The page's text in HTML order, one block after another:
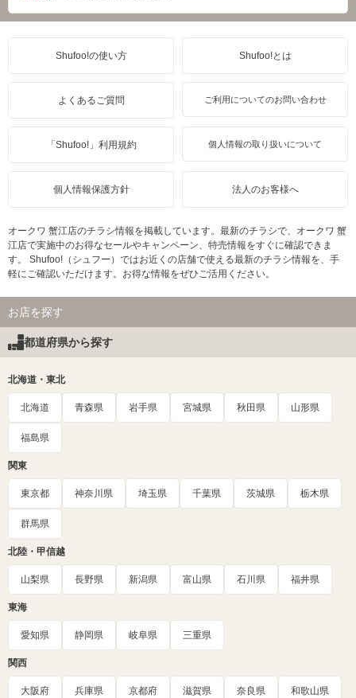
Shufoo!の使い方 Shufoo!とは
よくあるご質問 ご利用についてのお問い合わせ
「Shufoo!」利用規約 個人情報の取り扱いについて
個人情報保護方針 法人のお客様へ
オークワ 蟹江店のチラシ情報を掲載しています。最新のチラシで、オークワ 蟹
江店で実施中のお得なセールやキャンペーン、特売情報をすぐに確認できま
す。 Shufoo!（シュフー）ではお近くの店舗で使える最新のチラシ情報を、手
軽にご確認いただけます。お得な情報をぜひご活用ください。
お店を探す
都道府県から探す
北海道・東北
北海道 青森県 岩手県 宮城県 秋田県 山形県
福島県
関東
東京都 神奈川県 埼玉県 千葉県 茨城県 栃木県
群馬県
北陸・甲信越
山梨県 長野県 新潟県 富山県 石川県 福井県
東海
愛知県 静岡県 岐阜県 三重県
関西
大阪府 兵庫県 京都府 滋賀県 奈良県 和歌山県